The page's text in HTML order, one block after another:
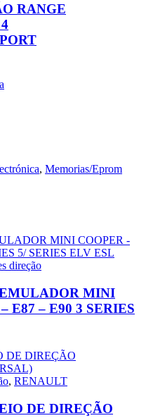
RANGE
, Memorias/Eprom
direção
MINI
E87 – E90 3 SERIES
, RENAULT
DE DIREÇÃO